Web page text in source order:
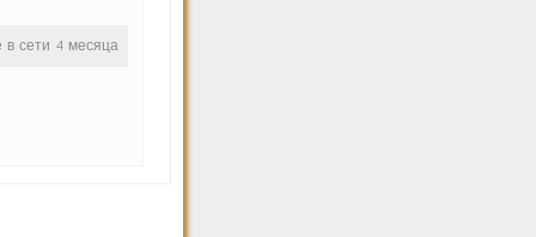
в сети 4 месяца